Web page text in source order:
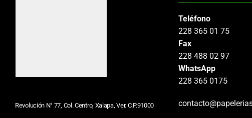
Revolución N° 77, Col. Centro, Xalapa, Ver. C.P.91000
Teléfono
228 365 01 75
Fax
228 488 02 97
WhatsApp
228 365 0175